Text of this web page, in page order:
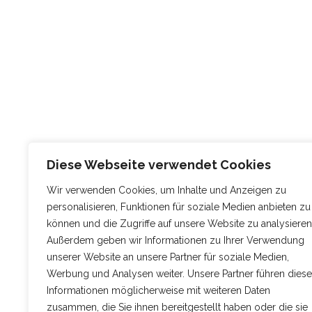
Diese Webseite verwendet Cookies
Wir verwenden Cookies, um Inhalte und Anzeigen zu
personalisieren, Funktionen für soziale Medien anbieten zu
können und die Zugriffe auf unsere Website zu
Außerdem geben wir Informationen zu Ihrer Verwendung
unserer Website an unsere Partner für soziale Medien,
Werbung und Analysen weiter. Unsere Partner führen diese
Informationen möglicherweise mit weiteren Daten
zusammen, die Sie ihnen bereitgestellt haben oder die sie